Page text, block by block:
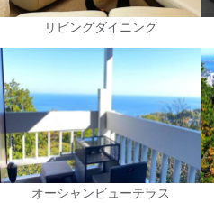
リビングダイニング
オーシャンビューテラス